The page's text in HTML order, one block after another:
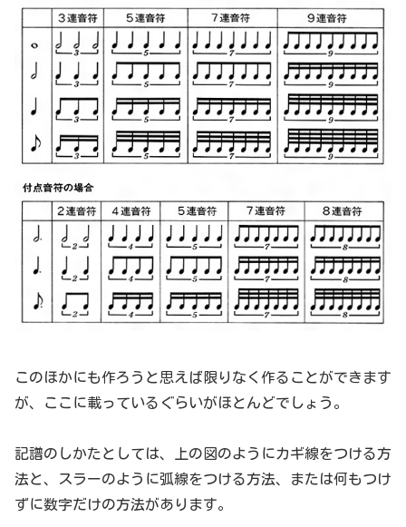
このほかにも作ろうと思えば限りなく作ることができます
が、ここに載っているぐらいがほとんどでしょう。
記譜のしかたとしては、上の図のようにカギ線をつける方
法と、スラーのように弧線をつける方法、または何もつけ
ずに数字だけの方法があります。